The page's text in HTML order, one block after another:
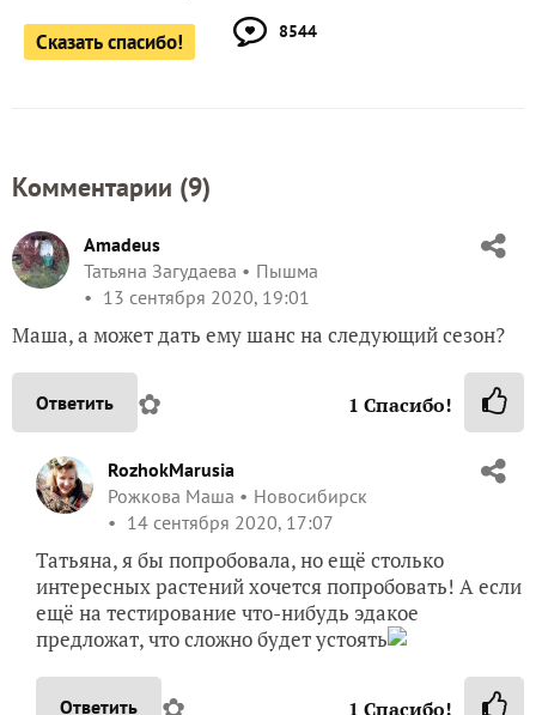
Сказать спасибо! 8544
Комментарии (9)
Amadeus
Татьяна Загудаева
Пышма
13 сентября 2020, 19:01
Маша, а может дать ему шанс на следующий сезон?
Ответить ✿ 1 Спасибо!
RozhokMarusia
Рожкова Маша
Новосибирск
14 сентября 2020, 17:07
Татьяна, я бы попробовала, но ещё столько
интересных растений хочется попробовать! А если
ещё на тестирование что-нибудь эдакое
предложат, что сложно будет устоять
Ответить 1 Спасибо!